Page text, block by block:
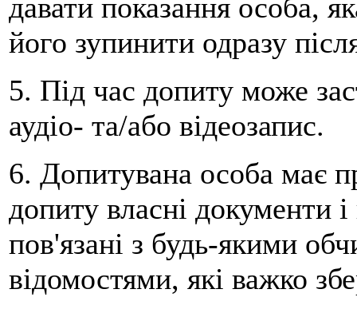
давати показання особа,
його зупинити одразу
5. Під час допиту може
аудіо- та/або відеозапис.
6. Допитувана особа має
допиту власні документи
пов'язані з будь-якими
відомостями, які важко